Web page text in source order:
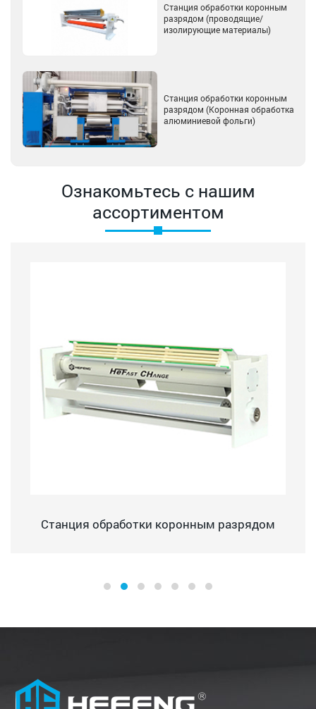
Станция обработки коронным
разрядом (проводящие/
изолирующие материалы)
Станция обработки коронным
разрядом (Коронная обработка
алюминиевой фольги)
Ознакомьтесь с нашим
ассортиментом
Станция обработки коронным разрядом